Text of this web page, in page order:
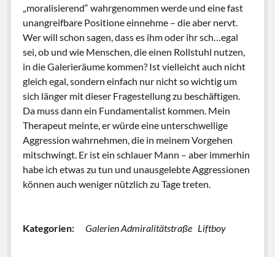
„moralisierend“ wahrgenommen werde und eine fast
unangreifbare Positione einnehme – die aber nervt.
Wer will schon sagen, dass es ihm oder ihr sch…egal
sei, ob und wie Menschen, die einen Rollstuhl nutzen,
in die Galerieräume kommen? Ist vielleicht auch nicht
gleich egal, sondern einfach nur nicht so wichtig um
sich länger mit dieser Fragestellung zu beschäftigen.
Da muss dann ein Fundamentalist kommen. Mein
Therapeut meinte, er würde eine unterschwellige
Aggression wahrnehmen, die in meinem Vorgehen
mitschwingt. Er ist ein schlauer Mann – aber immerhin
habe ich etwas zu tun und unausgelebte Aggressionen
können auch weniger nützlich zu Tage treten.
Kategorien: Galerien Admiralitätstraße Liftboy